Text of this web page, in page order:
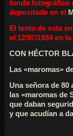
fondo fotográfico
depositado en el
El texto de esta
el 12/07/1934 en
CON HÉCTOR
Las «maromas»
Una señora de
las «maromas de
que daban
y que acudían a